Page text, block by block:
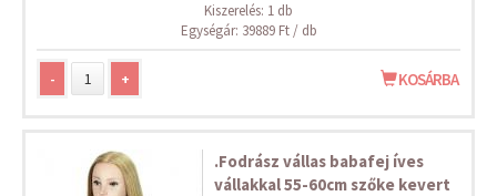
Kiszerelés: 1 db
Egységár: 39889 Ft / db
- + KOSÁRBA
.Fodrász vállas babafej íves
vállakkal 55-60cm szőke kevert